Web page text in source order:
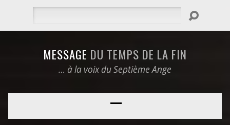
MESSAGE DU TEMPS DE LA FIN
… à la voix du Septième Ange